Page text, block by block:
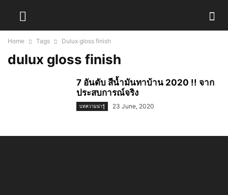
Home Tags Dulux gloss finish
dulux gloss finish
7 อันดับ สีน้ำมันทาบ้าน 2020 !! จาก
ประสบการณ์จริง
บทความน่ารู้ 23 June, 2020